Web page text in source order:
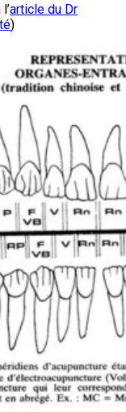
article du Dr
)